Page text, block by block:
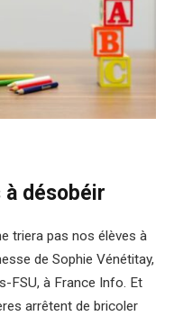
à désobéir
triera pas nos élèves à
de Sophie Vénétitay,
FSU, à France Info. Et
arrêtent de bricoler